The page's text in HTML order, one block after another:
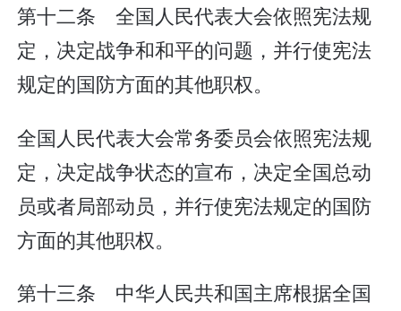
第十二条 全国人民代表大会依照宪法规
定，决定战争和和平的问题，并行使宪法
规定的国防方面的其他职权。
全国人民代表大会常务委员会依照宪法规
定，决定战争状态的宣布，决定全国总动
员或者局部动员，并行使宪法规定的国防
方面的其他职权。
第十三条 中华人民共和国主席根据全国